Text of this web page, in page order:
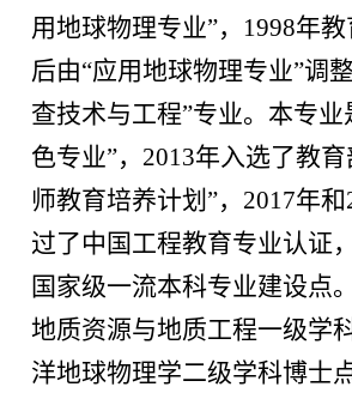
用地球物理专业”， 1998年
后由“应用地球物理专业”调
查技术与工程”专业。本专业
色专业”， 2013年入选了教育
师教育培养计划”， 2017年和
过了中国工程教育专业认证，
国家级一流本科专业建设点
地质资源与地质工程一级学
洋地球物理学二级学科博士